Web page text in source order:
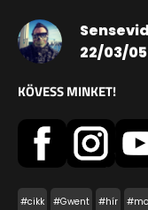
22/03/05
KÖVESS MINKET!
#cikk #Gwent #hír